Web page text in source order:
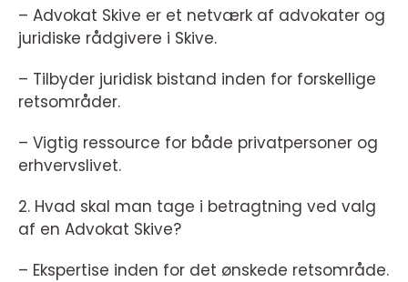
– Advokat Skive er et netværk af advokater og
juridiske rådgivere i Skive.
– Tilbyder juridisk bistand inden for forskellige
retsområder.
– Vigtig ressource for både privatpersoner og
erhvervslivet.
2. Hvad skal man tage i betragtning ved valg
af en Advokat Skive?
– Ekspertise inden for det ønskede retsområde.